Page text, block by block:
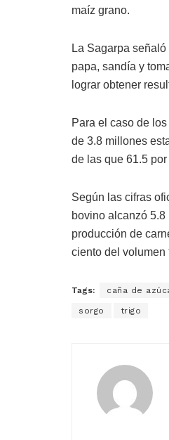
maíz grano.
La Sagarpa
papa, sandía y
lograr obtener
Para el caso de
de 3.8 millones
de las que 61.5
Según las cifras
bovino alcanzó
producción de
ciento del volumen
Tags: caña de
sorgo trigo